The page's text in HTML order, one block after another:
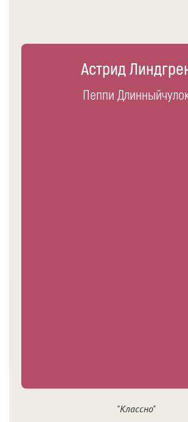
Астрид
Пеппи
"Классно"